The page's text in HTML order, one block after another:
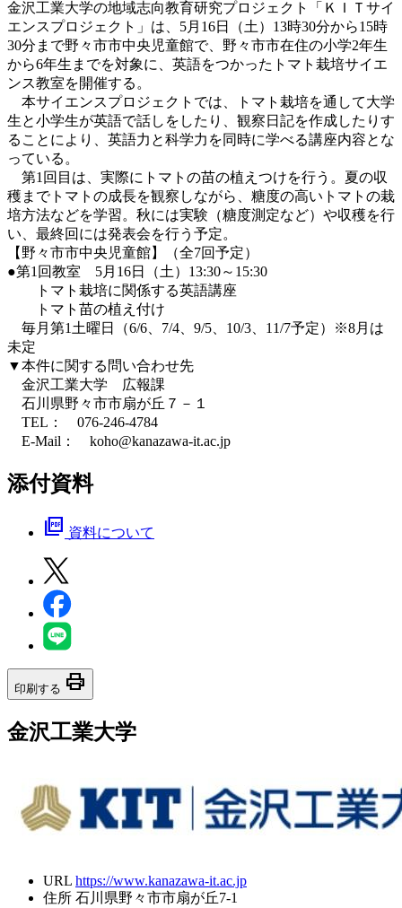
金沢工業大学の地域志向教育研究プロジェクト「ＫＩＴサイ
エンスプロジェクト」は、5月16日（土）13時30分から15時
30分まで野々市市中央児童館で、野々市市在住の小学2年生
から6年生までを対象に、英語をつかったトマト栽培サイエ
ンス教室を開催する。
本サイエンスプロジェクトでは、トマト栽培を通して大学
生と小学生が英語で話しをしたり、観察日記を作成したりす
ることにより、英語力と科学力を同時に学べる講座内容とな
っている。
第1回目は、実際にトマトの苗の植えつけを行う。夏の収
穫までトマトの成長を観察しながら、糖度の高いトマトの栽
培方法などを学習。秋には実験（糖度測定など）や収穫を行
い、最終回には発表会を行う予定。
【野々市市中央児童館】（全7回予定）
●第1回教室 5月16日（土）13:30～15:30
トマト栽培に関係する英語講座
トマト苗の植え付け
毎月第1土曜日（6/6、7/4、9/5、10/3、11/7予定）※8月は
未定
▼本件に関する問い合わせ先
金沢工業大学 広報課
石川県野々市市扇が丘７－１
TEL： 076-246-4784
E-Mail： koho@kanazawa-it.ac.jp
添付資料
picture_as_pdf 資料について
印刷する print
金沢工業大学
URL https://www.kanazawa-it.ac.jp
住所 石川県野々市市扇が丘7-1